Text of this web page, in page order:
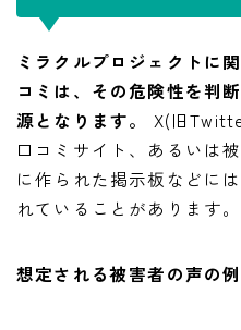
ミラクルプロジェクトに
コミは、その危険性を判
源となります。
X(旧
口コミサイト、あるいは
に作られた掲示板などに
れていることがあります。
想定される被害者の声の例